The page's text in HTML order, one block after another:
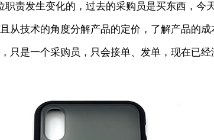
职责发生变化的，过去的采购员是买东西，今
从技术的角度分解产品的定价，了解产品的
只是一个采购员，只会接单、发单，现在已